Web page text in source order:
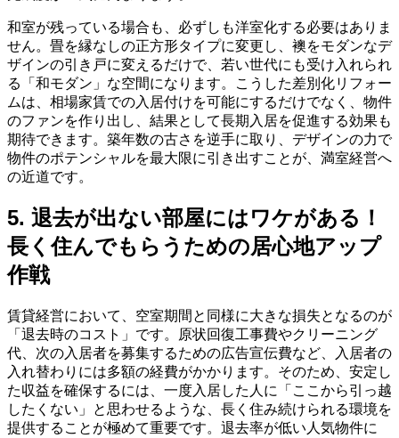
和室が残っている場合も、必ずしも洋室化する必要はありま
せん。畳を縁なしの正方形タイプに変更し、襖をモダンなデ
ザインの引き戸に変えるだけで、若い世代にも受け入れられ
る「和モダン」な空間になります。こうした差別化リフォー
ムは、相場家賃での入居付けを可能にするだけでなく、物件
のファンを作り出し、結果として長期入居を促進する効果も
期待できます。築年数の古さを逆手に取り、デザインの力で
物件のポテンシャルを最大限に引き出すことが、満室経営へ
の近道です。
5. 退去が出ない部屋にはワケがある！
長く住んでもらうための居心地アップ
作戦
賃貸経営において、空室期間と同様に大きな損失となるのが
「退去時のコスト」です。原状回復工事費やクリーニング
代、次の入居者を募集するための広告宣伝費など、入居者の
入れ替わりには多額の経費がかかります。そのため、安定し
た収益を確保するには、一度入居した人に「ここから引っ越
したくない」と思わせるような、長く住み続けられる環境を
提供することが極めて重要です。退去率が低い人気物件に